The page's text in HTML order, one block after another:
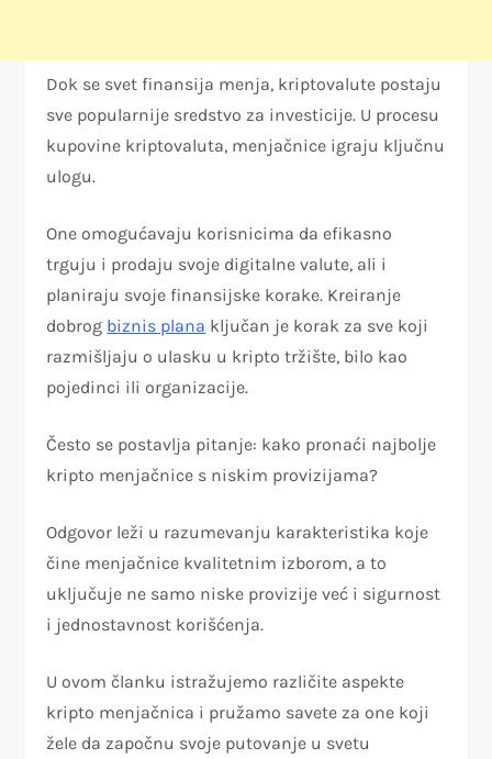
Dok se svet finansija menja, kriptovalute postaju
sve popularnije sredstvo za investicije. U procesu
kupovine kriptovaluta, menjačnice igraju ključnu
ulogu.
One omogućavaju korisnicima da efikasno
trguju i prodaju svoje digitalne valute, ali i
planiraju svoje finansijske korake. Kreiranje
dobrog biznis plana ključan je korak za sve koji
razmišljaju o ulasku u kripto tržište, bilo kao
pojedinci ili organizacije.
Često se postavlja pitanje: kako pronaći najbolje
kripto menjačnice s niskim provizijama?
Odgovor leži u razumevanju karakteristika koje
čine menjačnice kvalitetnim izborom, a to
uključuje ne samo niske provizije već i sigurnost
i jednostavnost korišćenja.
U ovom članku istražujemo različite aspekte
kripto menjačnica i pružamo savete za one koji
žele da započnu svoje putovanje u svetu